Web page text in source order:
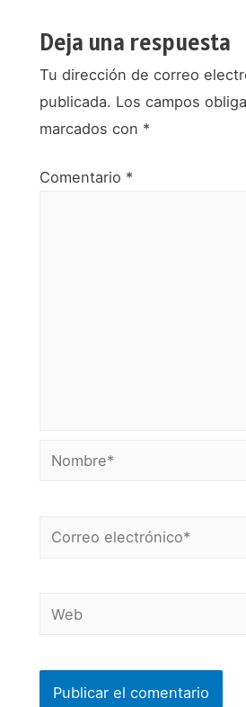
Deja una respuesta
Tu dirección de correo
publicada. Los campos
marcados con *
Comentario *
Nombre*
Correo
Web